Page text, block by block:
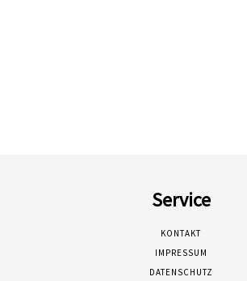
Service
KONTAKT
IMPRESSUM
DATENSCHUTZ